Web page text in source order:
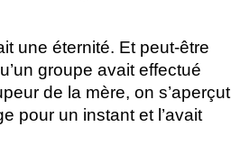
une éternité. Et peut-être
groupe avait effectué
de la mère, on s’aperçut
pour un instant et l’avait